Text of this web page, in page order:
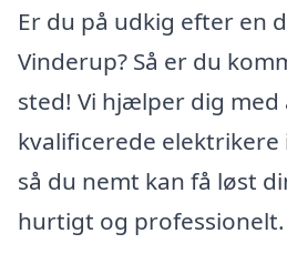
Er du på udkig efter en
Vinderup? Så er du
sted! Vi hjælper dig med
kvalificerede
så du nemt kan få løst
hurtigt og professionelt.